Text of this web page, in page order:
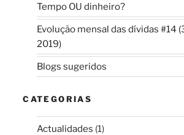
Tempo OU dinheiro?
Evolução mensal das dívidas #14
2019)
Blogs sugeridos
CATEGORIAS
Actualidades (1)